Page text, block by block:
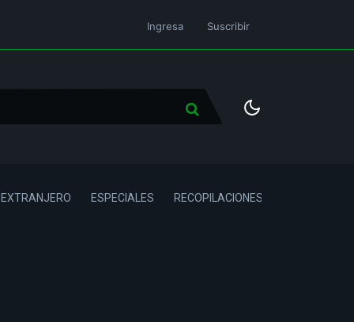
Ingresa Suscribir
ESPECIALES RECOPILACIONES